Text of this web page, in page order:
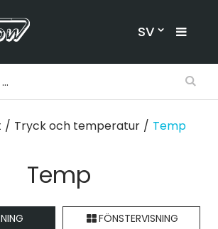
SV
/ Tryck och temperatur / Temp
Temp
FÖNSTERVISNING